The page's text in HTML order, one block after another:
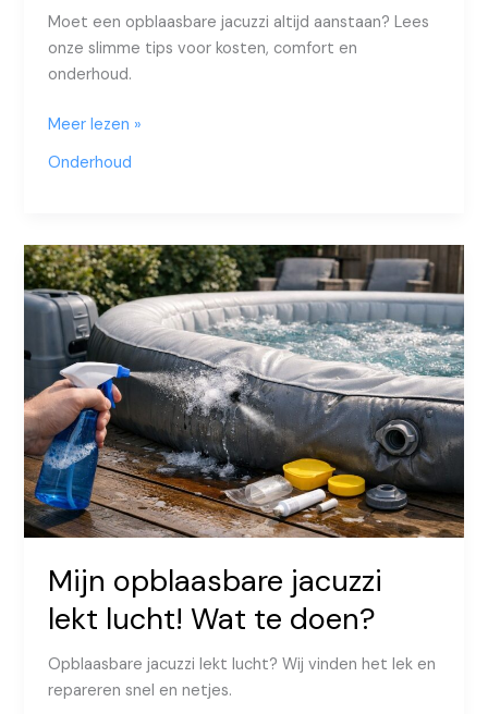
Moet een opblaasbare jacuzzi altijd aanstaan? Lees
onze slimme tips voor kosten, comfort en
onderhoud.
Moet
aanstaan?
Meer lezen »
Onderhoud
Mijn opblaasbare jacuzzi
lekt lucht! Wat te doen?
Opblaasbare jacuzzi lekt lucht? Wij vinden het lek en
repareren snel en netjes.